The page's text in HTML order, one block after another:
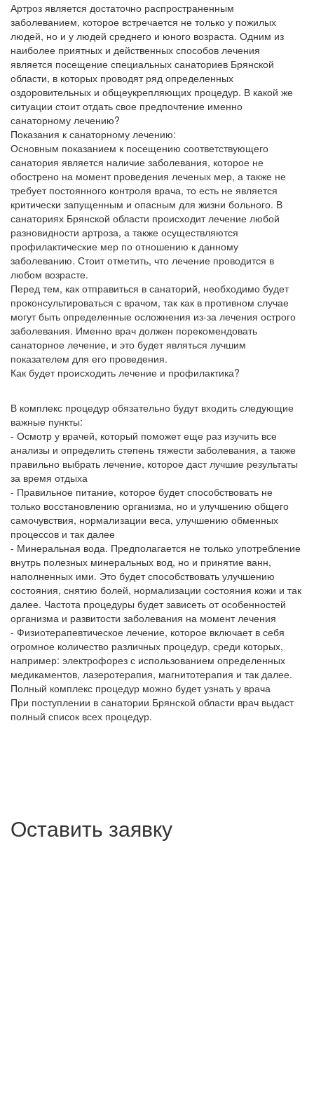
Артроз является достаточно распространенным
заболеванием, которое встречается не только у пожилых
людей, но и у людей среднего и юного возраста. Одним из
наиболее приятных и действенных способов лечения
является посещение специальных санаториев Брянской
области, в которых проводят ряд определенных
оздоровительных и общеукрепляющих процедур. В какой же
ситуации стоит отдать свое предпочтение именно
санаторному лечению?
Показания к санаторному лечению:
Основным показанием к посещению соответствующего
санатория является наличие заболевания, которое не
обострено на момент проведения леченых мер, а также не
требует постоянного контроля врача, то есть не является
критически запущенным и опасным для жизни больного. В
санаториях Брянской области происходит лечение любой
разновидности артроза, а также осуществляются
профилактические мер по отношению к данному
заболеванию. Стоит отметить, что лечение проводится в
любом возрасте.
Перед тем, как отправиться в санаторий, необходимо будет
проконсультироваться с врачом, так как в противном случае
могут быть определенные осложнения из-за лечения острого
заболевания. Именно врач должен порекомендовать
санаторное лечение, и это будет являться лучшим
показателем для его проведения.
Как будет происходить лечение и профилактика?
В комплекс процедур обязательно будут входить следующие
важные пункты:
- Осмотр у врачей, который поможет еще раз изучить все
анализы и определить степень тяжести заболевания, а также
правильно выбрать лечение, которое даст лучшие результаты
за время отдыха
- Правильное питание, которое будет способствовать не
только восстановлению организма, но и улучшению общего
самочувствия, нормализации веса, улучшению обменных
процессов и так далее
- Минеральная вода. Предполагается не только употребление
внутрь полезных минеральных вод, но и принятие ванн,
наполненных ими. Это будет способствовать улучшению
состояния, снятию болей, нормализации состояния кожи и так
далее. Частота процедуры будет зависеть от особенностей
организма и развитости заболевания на момент лечения
- Физиотерапевтическое лечение, которое включает в себя
огромное количество различных процедур, среди которых,
например: электрофорез с использованием определенных
медикаментов, лазеротерапия, магнитотерапия и так далее.
Полный комплекс процедур можно будет узнать у врача
При поступлении в санатории Брянской области врач выдаст
полный список всех процедур.
Оставить заявку